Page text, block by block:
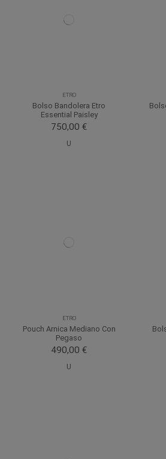
ETRO
Bolso Bandolera Etro
Essential Paisley
750,00 €
U
ETRO
Pouch Arnica Mediano Con
Pegaso
490,00 €
U